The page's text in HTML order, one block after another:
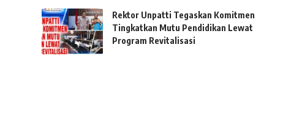
Rektor Unpatti Tegaskan Komitmen
Tingkatkan Mutu Pendidikan Lewat
Program Revitalisasi